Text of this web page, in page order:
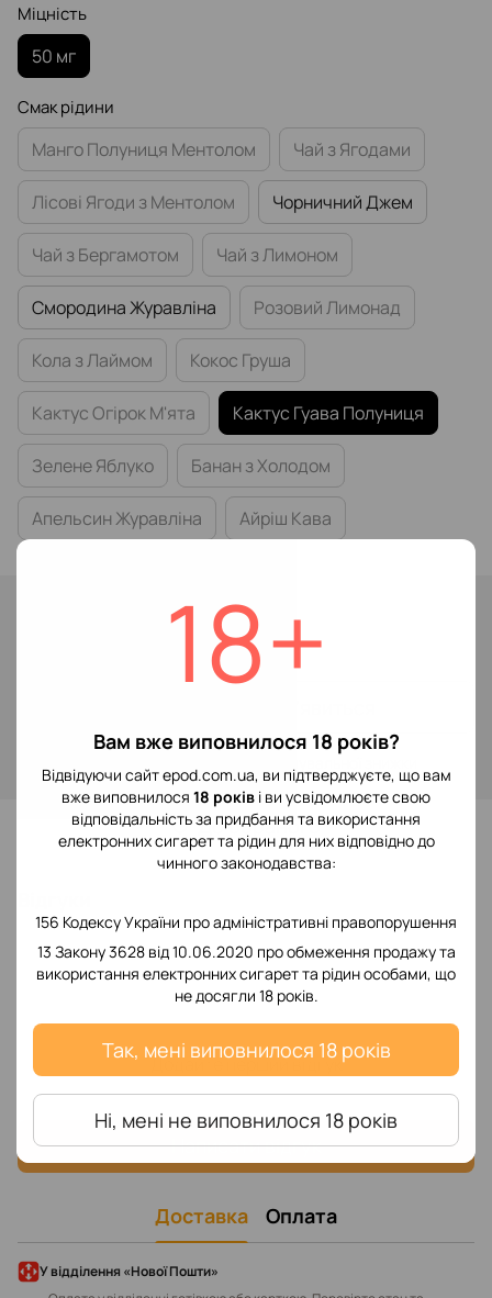
18+
Вам вже виповнилося 18 років?
Відвідуючи сайт epod.com.ua, ви підтверджуєте, що вам
вже виповнилося 18 років і ви усвідомлюєте свою
відповідальність за придбання та використання
електронних сигарет та рідин для них відповідно до
чинного законодавства:
156 Кодексу України про адміністративні правопорушення
13 Закону 3628 від 10.06.2020 про обмеження продажу та
використання електронних сигарет та рідин особами, що
не досягли 18 років.
Так, мені виповнилося 18 років
Ні, мені не виповнилося 18 років
Міцність
50 мг
Смак рідини
Манго Полуниця Ментолом Чай з Ягодами
Лісові Ягоди з Ментолом Чорничний Джем
Чай з Бергамотом Чай з Лимоном
Смородина Журавліна Розовий Лимонад
Кола з Лаймом Кокос Груша
Кактус Огірок М'ята Кактус Гуава Полуниця
Зелене Яблуко Банан з Холодом
Апельсин Журавліна Айріш Кава
До обраного
Додайте перший відгук
Написати відгук
Доставка Оплата
У відділення «Нової Пошти»